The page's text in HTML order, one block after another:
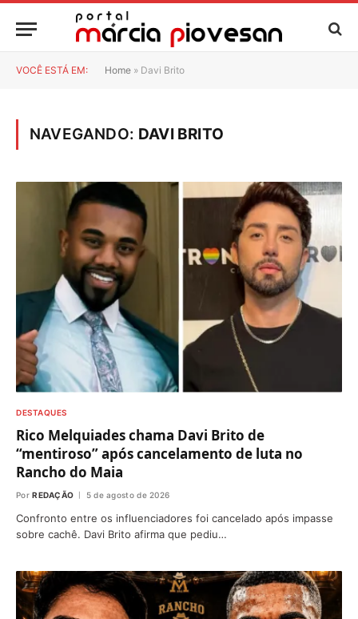
VOCÊ ESTÁ EM: Home » Davi Brito
NAVEGANDO: DAVI BRITO
DESTAQUES
Rico Melquiades chama Davi Brito de
“mentiroso” após cancelamento de luta no
Rancho do Maia
Por REDAÇÃO 5 de agosto de 2026
Confronto entre os influenciadores foi cancelado após impasse
sobre cachê. Davi Brito afirma que pediu…